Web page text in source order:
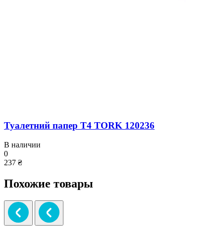
Туалетний папер T4 TORK 120236
В наличии
0
237 ₴
Похожие товары